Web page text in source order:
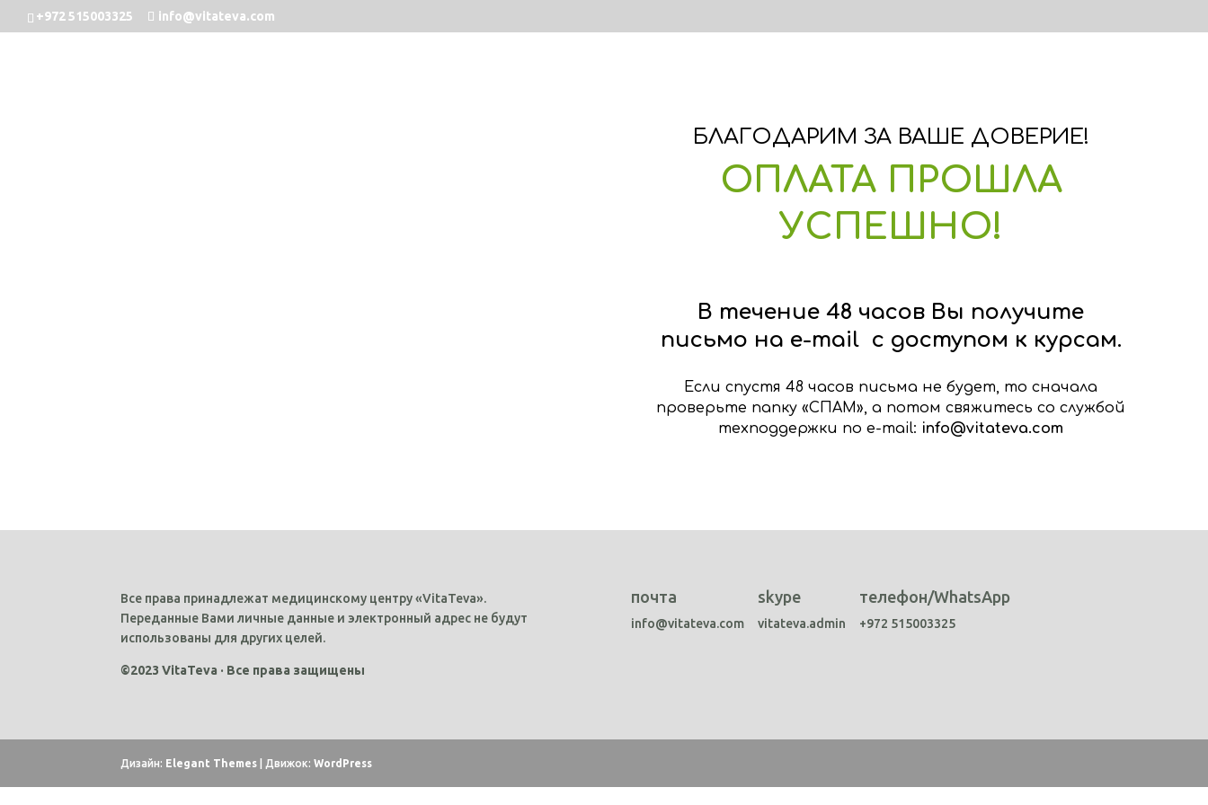
+972 515003325 info@vitateva.com
БЛАГОДАРИМ ЗА ВАШЕ ДОВЕРИЕ!
ОПЛАТА ПРОШЛА
УСПЕШНО!
В течение 48 часов Вы получите
письмо на e-mailс доступом к курсам.
Если спустя 48 часов письма не будет, то сначала
проверьте папку «СПАМ», а потом свяжитесь со службой
техподдержки по e-mail: info@vitateva.com
Все права принадлежат медицинскому центру «VitaTeva».
Переданные Вами личные данные и электронный адрес не будут
использованы для других целей.
©2023 VitaTeva · Все права защищены
почта
info@vitateva.com
skype
vitateva.admin
телефон/WhatsApp
+972 515003325
Дизайн: Elegant Themes | Движок:WordPress